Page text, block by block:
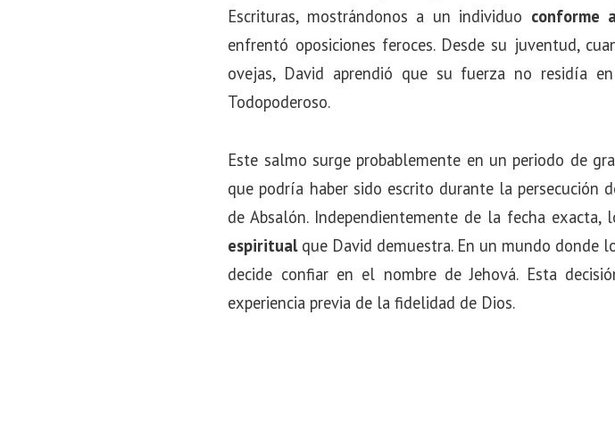
Escrituras, mostrándonos a un individuo conforme
enfrentó oposiciones feroces. Desde su juventud,
ovejas, David aprendió que su fuerza no residía
Todopoderoso.
Este salmo surge probablemente en un periodo de
que podría haber sido escrito durante la
de Absalón. Independientemente de la fecha exacta,
espiritualque David demuestra. En un mundo donde
decide confiar en el nombre de Jehová. Esta
experiencia previa de la fidelidad de Dios.